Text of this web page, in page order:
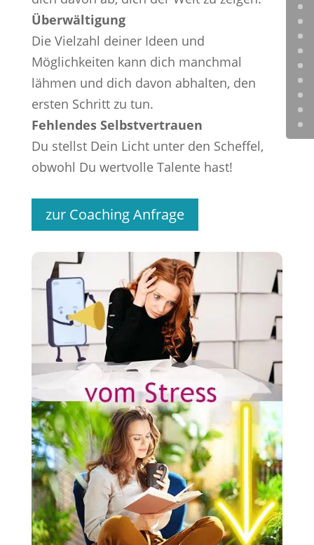
Überwältigung
Die Vielzahl deiner Ideen und
Möglichkeiten kann dich manchmal
lähmen und dich davon abhalten, den
ersten Schritt zu tun.
Fehlendes Selbstvertrauen
Du stellst Dein Licht unter den Scheffel,
obwohl Du wertvolle Talente hast!
zur Coaching Anfrage